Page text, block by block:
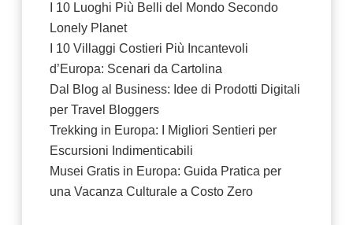
I 10 Luoghi Più Belli del Mondo Secondo
Lonely Planet
I 10 Villaggi Costieri Più Incantevoli
d’Europa: Scenari da Cartolina
Dal Blog al Business: Idee di Prodotti Digitali
per Travel Bloggers
Trekking in Europa: I Migliori Sentieri per
Escursioni Indimenticabili
Musei Gratis in Europa: Guida Pratica per
una Vacanza Culturale a Costo Zero